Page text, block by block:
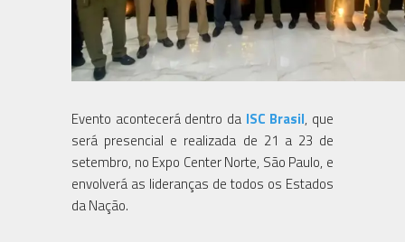
Evento acontecerá dentro da ISC Brasil, que
será presencial e realizada de 21 a 23 de
setembro, no Expo Center Norte, São Paulo, e
envolverá as lideranças de todos os Estados
da Nação.